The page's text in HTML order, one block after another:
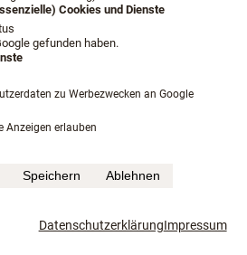
Anfahrt
Beratungstermin
Infopaket
mehr...
Testen Luxushotel schlafen
Cookies und Dienste
gefunden haben.
zu Werbezwecken an Google
Anzeigen erlauben
Speichern Ablehnen
DatenschutzerklärungImpressum